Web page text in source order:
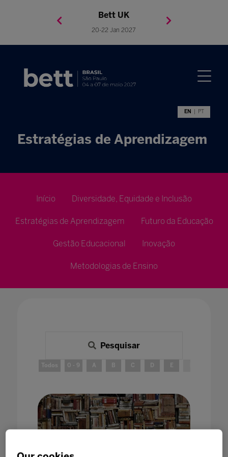
Bett UK
20-22 Jan 2027
Bett Brasil
05-08 Mai 2026
Bett Asia
23-24 Setembro 2026
Bett USA
8-10 November 2027
EN PT
Estratégias de Aprendizagem
Início Diversidade, Equidade e Inclusão
Estratégias de Aprendizagem Futuro da Educação
Gestão Educacional Inovação
Metodologias de Ensino
Pesquisar
Todos 0 - 9 A B C E